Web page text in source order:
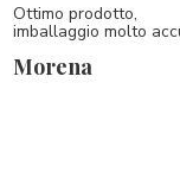
Ottimo prodotto,
imballaggio molto
Morena